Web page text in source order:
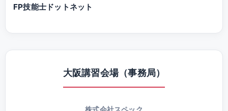
FP技能士ドットネット
大阪講習会場（事務局）